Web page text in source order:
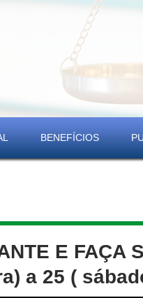
BENEFÍCIOS
E FAÇA
a 25 (